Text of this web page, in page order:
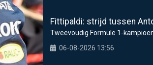
06-08-2026 13:56